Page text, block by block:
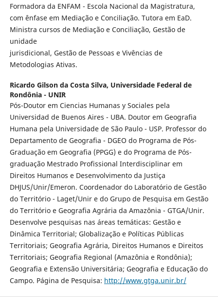
Formadora da ENFAM - Escola Nacional da Magistratura,
com ênfase em Mediação e Conciliação. Tutora em EaD.
Ministra cursos de Mediação e Conciliação, Gestão de
unidade
jurisdicional, Gestão de Pessoas e Vivências de
Metodologias Ativas.
Ricardo Gilson da Costa Silva, Universidade Federal de
Rondônia - UNIR
Pós-Doutor em Ciencias Humanas y Sociales pela
Universidad de Buenos Aires - UBA. Doutor em Geografia
Humana pela Universidade de São Paulo - USP. Professor do
Departamento de Geografia - DGEO do Programa de Pós-
Graduação em Geografia (PPGG) e do Programa de Pós-
graduação Mestrado Profissional Interdisciplinar em
Direitos Humanos e Desenvolvimento da Justiça
DHJUS/Unir/Emeron. Coordenador do Laboratório de Gestão
do Território - Laget/Unir e do Grupo de Pesquisa em Gestão
do Território e Geografia Agrária da Amazônia - GTGA/Unir.
Desenvolve pesquisas nas áreas temáticas: Gestão e
Dinâmica Territorial; Globalização e Políticas Públicas
Territoriais; Geografia Agrária, Direitos Humanos e Direitos
Territoriais; Geografia Regional (Amazônia e Rondônia);
Geografia e Extensão Universitária; Geografia e Educação do
Campo. Página de Pesquisa: http://www.gtga.unir.br/